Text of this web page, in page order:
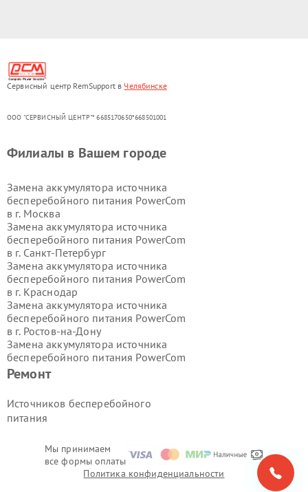
Сервисный центр RemSupport в Челябинске
ООО "СЕРВИСНЫЙ ЦЕНТР"* 6685170650*668501001
Мы принимаем
все формы оплаты
Ремонт
Источников бесперебойного
питания
Филиалы в Вашем городе
Замена аккумулятора источника
бесперебойного питания PowerCom
в г. Москва
Замена аккумулятора источника
бесперебойного питания PowerCom
в г. Санкт-Петербург
Замена аккумулятора источника
бесперебойного питания PowerCom
в г. Краснодар
Замена аккумулятора источника
бесперебойного питания PowerCom
в г. Ростов-на-Дону
Замена аккумулятора источника
бесперебойного питания PowerCom
в г.Нижний Новгород
бесперебойного питания PowerCom
в г.Новосибирск
Замена аккумулятора источника
Екатеринбург
Замена аккумулятора источника
бесперебойного питания PowerCom
Политика конфиденциальности